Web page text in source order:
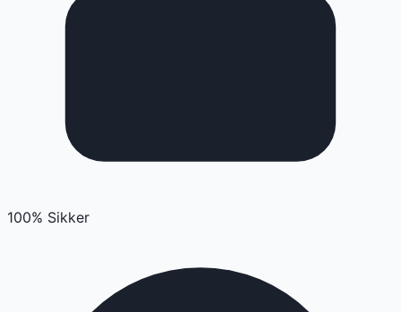
100% Sikker